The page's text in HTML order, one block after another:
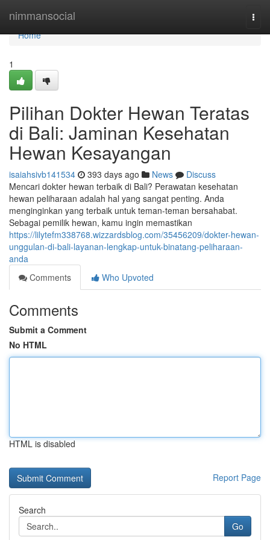
nimmansocial
Home
Home
1
Pilihan Dokter Hewan Teratas
di Bali: Jaminan Kesehatan
Hewan Kesayangan
isaiahsivb141534 393 days ago News
Discuss
Mencari dokter hewan terbaik di Bali? Perawatan kesehatan
hewan peliharaan adalah hal yang sangat penting. Anda
menginginkan yang terbaik untuk teman-teman bersahabat.
Sebagai pemilik hewan, kamu ingin memastikan
https://lilytefm338768.wizzardsblog.com/35456209/dokter-hewan-
unggulan-di-bali-layanan-lengkap-untuk-binatang-peliharaan-
anda
Comments
Who Upvoted
Comments
Submit a Comment
No HTML
HTML is disabled
Report Page
Search
Go